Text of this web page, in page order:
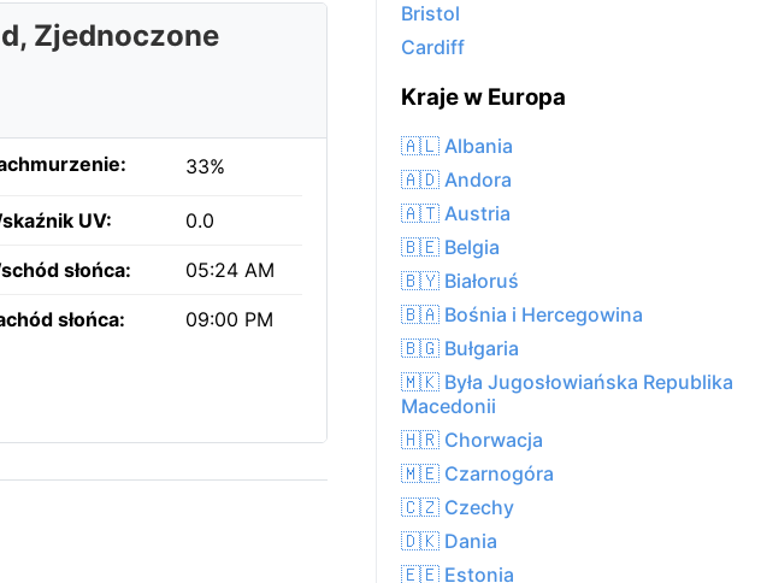
Zjednoczone
33%
UV: 0.0
słońca: 05:24 AM
słońca: 09:00 PM
Bristol
Cardiff
Kraje w Europa
🇦🇱 Albania
🇦🇩 Andora
🇦🇹 Austria
🇧🇪 Belgia
🇧🇾 Białoruś
🇧🇦 Bośnia i Hercegowina
🇧🇬 Bułgaria
🇲🇰 Była Jugosłowiańska Republika
Macedonii
🇭🇷 Chorwacja
🇲🇪 Czarnogóra
🇨🇿 Czechy
🇩🇰 Dania
🇪🇪 Estonia